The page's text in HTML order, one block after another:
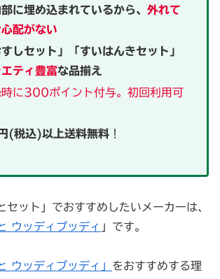
に埋め込まれているから、外れて
配がない
すしセット」「すいはんきセット」
ティ豊富な品揃え
時に300ポイント付与。初回利用可
税込)以上送料無料 ！
セット」でおすすめしたいメーカーは、
ウッディプッディ 」です。
ウッディプッディ」 をおすすめする理